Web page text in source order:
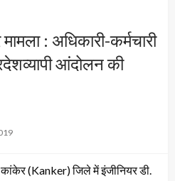
: अधिकारी-कर्मचारी
आंदोलन की
(Kanker) जिले में इंजीनियर डी.